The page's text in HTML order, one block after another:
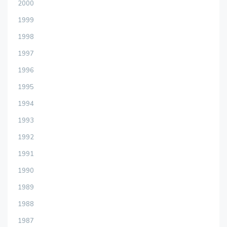
2000
1999
1998
1997
1996
1995
1994
1993
1992
1991
1990
1989
1988
1987